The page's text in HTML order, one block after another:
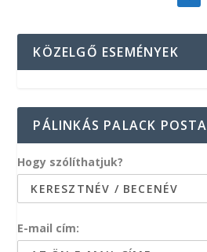
KÖZELGŐ ESEMÉNYEK
PÁLINKÁS PALACK POSTA
Hogy szólíthatjuk?
E-mail cím: